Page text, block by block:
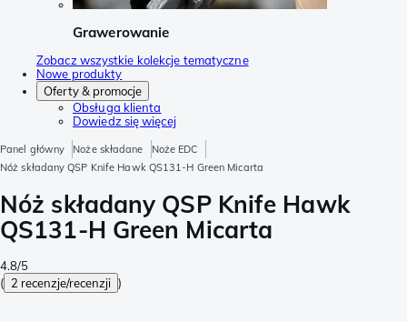
Grawerowanie
Zobacz wszystkie kolekcje tematyczne
Nowe produkty
Oferty & promocje
Obsługa klienta
Dowiedz się więcej
Panel główny Noże składane
Noże EDC
Nóż składany QSP Knife Hawk QS131-H Green Micarta
Nóż składany QSP Knife Hawk
QS131-H Green Micarta
4.8/5
( 2 recenzje/recenzji )